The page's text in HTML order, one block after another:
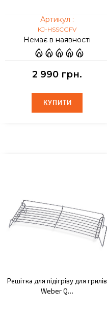
Артикул :
KJ-HSSCGFV
Немає в наявності
2 990 грн.
КУПИТИ
КУПИТИ
Решітка для підігріву для грилів
Weber Q…